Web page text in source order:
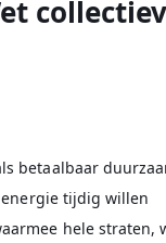
betaalbaar
tijdig willen
hele straten,